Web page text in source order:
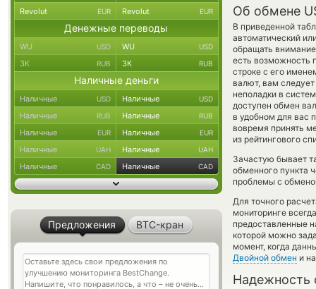
Об обмене
В приведенной
автоматический
обращать
есть возможность
строке с его
валют, вам
неполадки в
доступен обмен
в удобном для вас
вовремя принять
из рейтингового
Зачастую бывает
обменного пункта
проблемы с
Для точного
мониторинге
предоставленные
которой можно
момент, когда
Двойной обмен и
Надежность
Revolut EUR Revolut EUR
Денежные переводы
WU USD WU USD
ЗК RUB ЗК RUB
Наличные деньги
Наличные USD Наличные USD
Наличные RUB Наличные RUB
Наличные EUR Наличные EUR
Наличные UAH Наличные UAH
Наличные CAD Наличные CAD
Предложения BTC-кран